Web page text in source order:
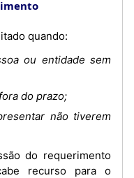
quando:
ou entidade sem
do prazo;
não tiverem
recurso para o